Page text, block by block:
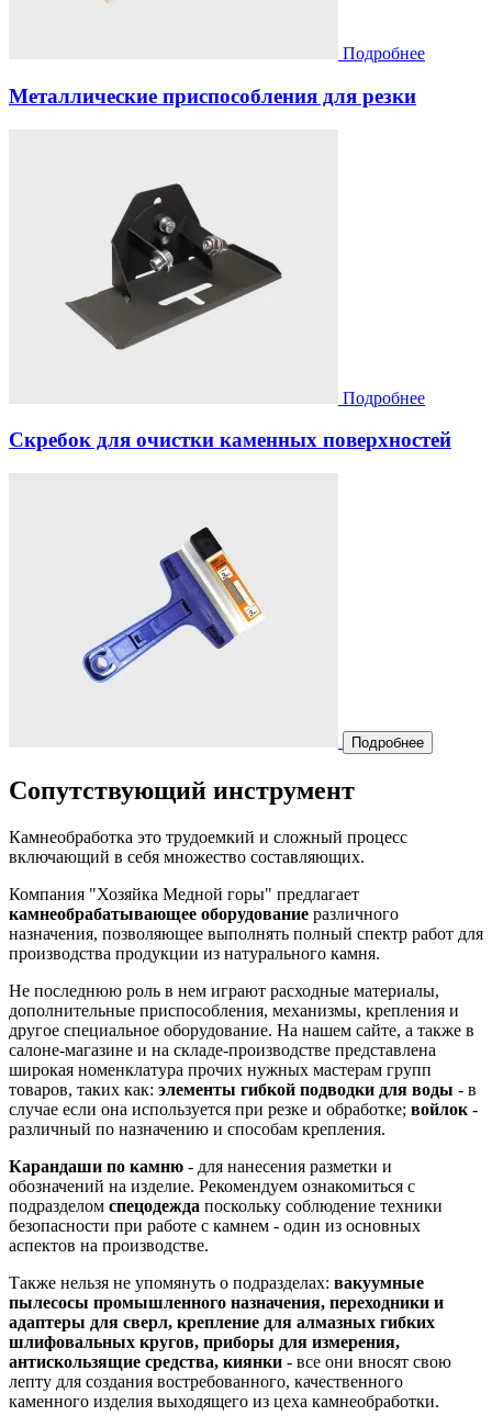
Подробнее
Металлические приспособления для резки
Подробнее
Скребок для очистки каменных поверхностей
Подробнее
Сопутствующий инструмент
Камнеобработка это трудоемкий и сложный процесс
включающий в себя множество составляющих.
Компания "Хозяйка Медной горы" предлагает
камнеобрабатывающее оборудование различного
назначения, позволяющее выполнять полный спектр работ для
производства продукции из натурального камня.
Не последнюю роль в нем играют расходные материалы,
дополнительные приспособления, механизмы, крепления и
другое специальное оборудование. На нашем сайте, а также в
салоне-магазине и на складе-производстве представлена
широкая номенклатура прочих нужных мастерам групп
товаров, таких как: элементы гибкой подводки для воды - в
случае если она используется при резке и обработке; войлок -
различный по назначению и способам крепления.
Карандаши по камню - для нанесения разметки и
обозначений на изделие. Рекомендуем ознакомиться с
подразделом спецодежда поскольку соблюдение техники
безопасности при работе с камнем - один из основных
аспектов на производстве.
Также нельзя не упомянуть о подразделах: вакуумные
пылесосы промышленного назначения, переходники и
адаптеры для сверл, крепление для алмазных гибких
шлифовальных кругов, приборы для измерения,
антискользящие средства, киянки - все они вносят свою
лепту для создания востребованного, качественного
каменного изделия выходящего из цеха камнеобработки.